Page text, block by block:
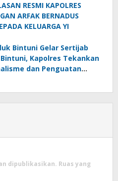
RESMI KAPOLRES
ARFAK BERNADUS
KELUARGA YI
Bintuni Gelar Sertijab
Kapolres Tekankan
dan Penguatan
dipublikasikan. Ruas yang